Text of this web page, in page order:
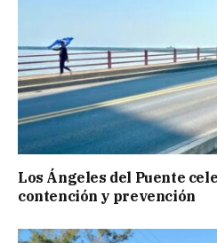
Los Ángeles del Puente
contención y prevención